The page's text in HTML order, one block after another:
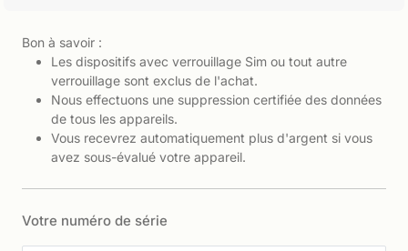
Bon à savoir :
Les dispositifs avec verrouillage Sim ou tout autre
verrouillage sont exclus de l'achat.
Nous effectuons une suppression certifiée des données
de tous les appareils.
Vous recevrez automatiquement plus d'argent si vous
avez sous-évalué votre appareil.
Votre numéro de série